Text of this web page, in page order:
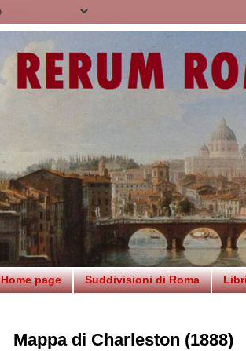
Home page Suddivisioni di Roma
Mappa di Charleston (1888)